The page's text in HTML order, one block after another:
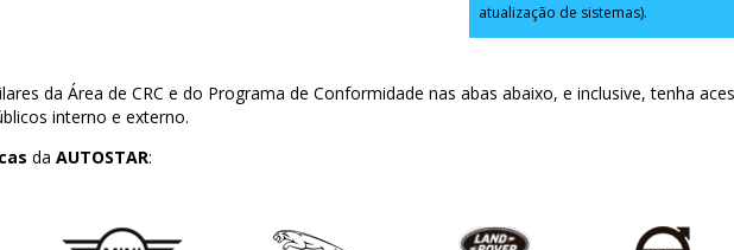
atualização de sistemas).
da Área de CRC e do Programa de Conformidade nas abas abaixo, e inclusive, tenha
interno e externo.
da AUTOSTAR: